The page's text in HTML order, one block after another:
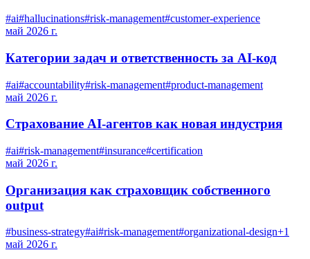
#ai#hallucinations#risk-management#customer-experience
май 2026 г.
Категории задач и ответственность за AI-код
#ai#accountability#risk-management#product-management
май 2026 г.
Страхование AI-агентов как новая индустрия
#ai#risk-management#insurance#certification
май 2026 г.
Организация как страховщик собственного
output
#business-strategy#ai#risk-management#organizational-design+1
май 2026 г.